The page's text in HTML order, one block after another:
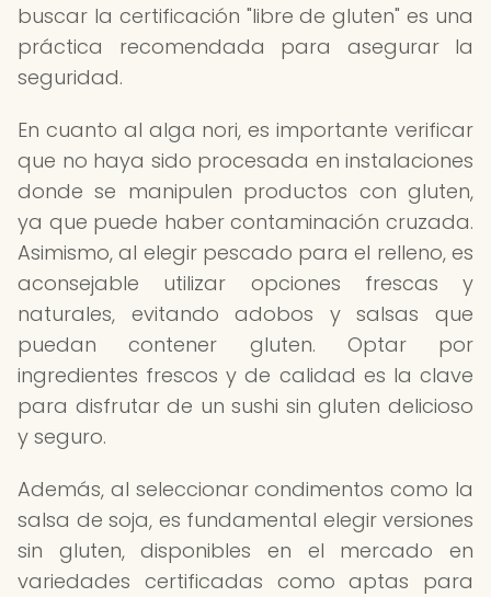
buscar la certificación "libre de gluten" es una
práctica recomendada para asegurar la
seguridad.
En cuanto al alga nori, es importante verificar
que no haya sido procesada en instalaciones
donde se manipulen productos con gluten,
ya que puede haber contaminación cruzada.
Asimismo, al elegir pescado para el relleno, es
aconsejable utilizar opciones frescas y
naturales, evitando adobos y salsas que
puedan contener gluten. Optar por
ingredientes frescos y de calidad es la clave
para disfrutar de un sushi sin gluten delicioso
y seguro.
Además, al seleccionar condimentos como la
salsa de soja, es fundamental elegir versiones
sin gluten, disponibles en el mercado en
variedades certificadas como aptas para